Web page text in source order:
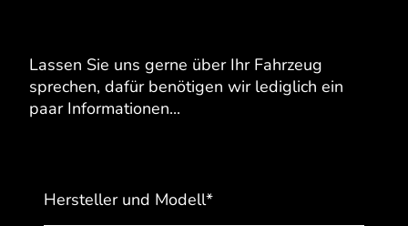
Lassen Sie uns gerne über Ihr Fahrzeug
sprechen, dafür benötigen wir lediglich ein
paar Informationen...
Hersteller und Modell*